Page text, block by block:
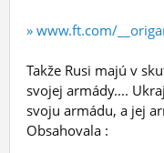
» www.ft.com/
Takže Rusi majú v
svojej armády....
svoju armádu, a jej
Obsahovala :